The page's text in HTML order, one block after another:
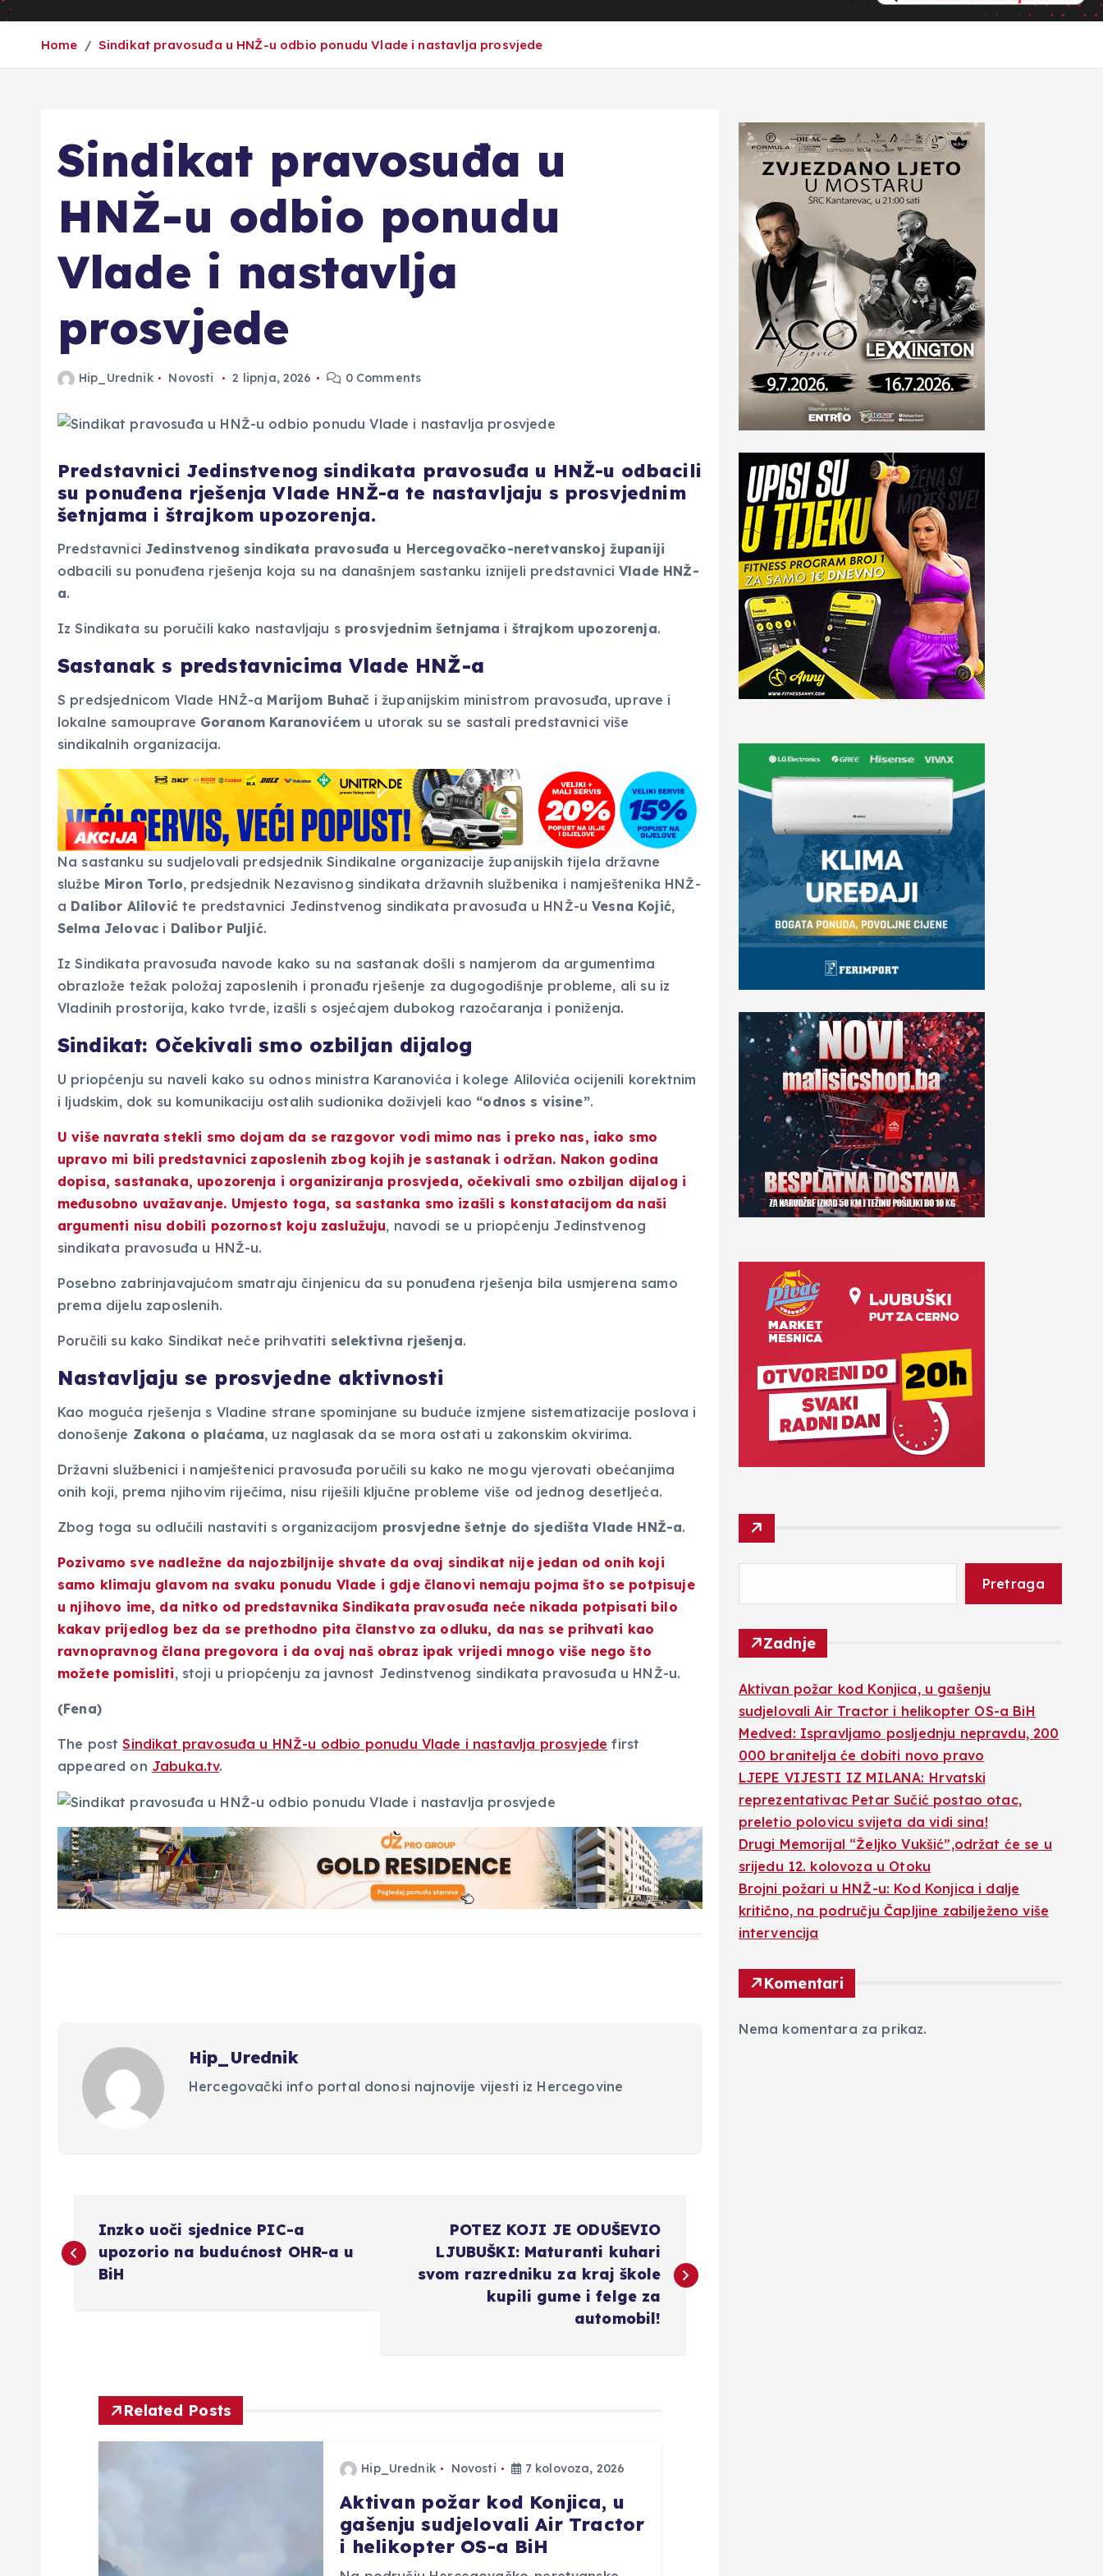
Home Sindikat pravosuđa u HNŽ-u odbio ponudu Vlade i nastavlja prosvjede
Sindikat pravosuđa u
HNŽ-u odbio ponudu
Vlade i nastavlja
prosvjede
Hip_Urednik Novosti 2 lipnja, 2026 0 Comments
Predstavnici Jedinstvenog sindikata pravosuđa u HNŽ-u odbacili
su ponuđena rješenja Vlade HNŽ-a te nastavljaju s prosvjednim
šetnjama i štrajkom upozorenja.
PredstavniciJedinstvenog sindikata pravosuđa u Hercegovačko-neretvanskoj županiji
odbacili su ponuđena rješenja koja su na današnjem sastanku iznijeli predstavniciVlade HNŽ-
a.
Iz Sindikata su poručili kako nastavljaju s prosvjednim šetnjama i štrajkom upozorenja.
Sastanak s predstavnicima Vlade HNŽ-a
S predsjednicom Vlade HNŽ-a Marijom Buhač i županijskim ministrom pravosuđa, uprave i
lokalne samouprave Goranom Karanovićem u utorak su se sastali predstavnici više
sindikalnih organizacija.
Na sastanku su sudjelovali predsjednik Sindikalne organizacije županijskih tijela državne
službe Miron Torlo, predsjednik Nezavisnog sindikata državnih službenika i namještenika HNŽ-
a Dalibor Alilovićte predstavnici Jedinstvenog sindikata pravosuđa u HNŽ-uVesna Kojić,
Selma Jelovac i Dalibor Puljić.
Iz Sindikata pravosuđa navode kako su na sastanak došli s namjerom da argumentima
obrazlože težak položaj zaposlenih i pronađu rješenje za dugogodišnje probleme, ali su iz
Vladinih prostorija, kako tvrde, izašli s osjećajem dubokog razočaranja i poniženja.
Sindikat: Očekivali smo ozbiljan dijalog
U priopćenju su naveli kako su odnos ministra Karanovića i kolege Alilovića ocijenili korektnim
i ljudskim, dok su komunikaciju ostalih sudionika doživjeli kao “odnos s visine”.
U više navrata stekli smo dojam da se razgovor vodi mimo nas i preko nas, iako smo
upravo mi bili predstavnici zaposlenih zbog kojih je sastanak i održan. Nakon godina
dopisa, sastanaka, upozorenja i organiziranja prosvjeda, očekivali smo ozbiljan dijalog i
međusobno uvažavanje. Umjesto toga, sa sastanka smo izašli s konstatacijom da naši
argumenti nisu dobili pozornost koju zaslužuju, navodi se u priopćenju Jedinstvenog
sindikata pravosuđa u HNŽ-u.
Posebno zabrinjavajućom smatraju činjenicu da su ponuđena rješenja bila usmjerena samo
prema dijelu zaposlenih.
Poručili su kako Sindikat neće prihvatiti selektivna rješenja.
Nastavljaju se prosvjedne aktivnosti
Kao moguća rješenja s Vladine strane spominjane su buduće izmjene sistematizacije poslova i
donošenje Zakona o plaćama, uz naglasak da se mora ostati u zakonskim okvirima.
Državni službenici i namještenici pravosuđa poručili su kako ne mogu vjerovati obećanjima
onih koji, prema njihovim riječima, nisu riješili ključne probleme više od jednog desetljeća.
Zbog toga su odlučili nastaviti s organizacijom prosvjedne šetnje do sjedišta Vlade HNŽ-a.
Pozivamo sve nadležne da najozbiljnije shvate da ovaj sindikat nije jedan od onih koji
samo klimaju glavom na svaku ponudu Vlade i gdje članovi nemaju pojma što se potpisuje
u njihovo ime, da nitko od predstavnika Sindikata pravosuđa neće nikada potpisati bilo
kakav prijedlog bez da se prethodno pita članstvo za odluku, da nas se prihvati kao
ravnopravnog člana pregovora i da ovaj naš obraz ipak vrijedi mnogo više nego što
možete pomisliti, stoji u priopćenju za javnost Jedinstvenog sindikata pravosuđa u HNŽ-u.
(Fena)
The postSindikat pravosuđa u HNŽ-u odbio ponudu Vlade i nastavlja prosvjede first
appeared on Jabuka.tv.
Hip_Urednik
Hercegovački info portal donosi najnovije vijesti iz Hercegovine
a
Inzko uoči sjednice PIC-a
upozorio na budućnost OHR-a u
BiH
POTEZ KOJI JE ODUŠEVIO
LJUBUŠKI: Maturanti kuhari
svom razredniku za kraj škole
kupili gume i felge za
automobil!
Related Posts
Hip_Urednik Novosti 7 kolovoza, 2026
Aktivan požar kod Konjica, u
gašenju sudjelovali Air Tractor
i helikopter OS-a BiH
Pretraga
Zadnje
Aktivan požar kod Konjica, u gašenju
sudjelovali Air Tractor i helikopter OS-a BiH
Medved: Ispravljamo posljednju nepravdu, 200
000 branitelja će dobiti novo pravo
LJEPE VIJESTI IZ MILANA: Hrvatski
reprezentativac Petar Sučić postao otac,
preletio polovicu svijeta da vidi sina!
Drugi Memorijal “Željko Vukšić”,održat će se u
srijedu 12. kolovoza u Otoku
Brojni požari u HNŽ-u: Kod Konjica i dalje
kritično, na području Čapljine zabilježeno više
intervencija
Komentari
Nema komentara za prikaz.